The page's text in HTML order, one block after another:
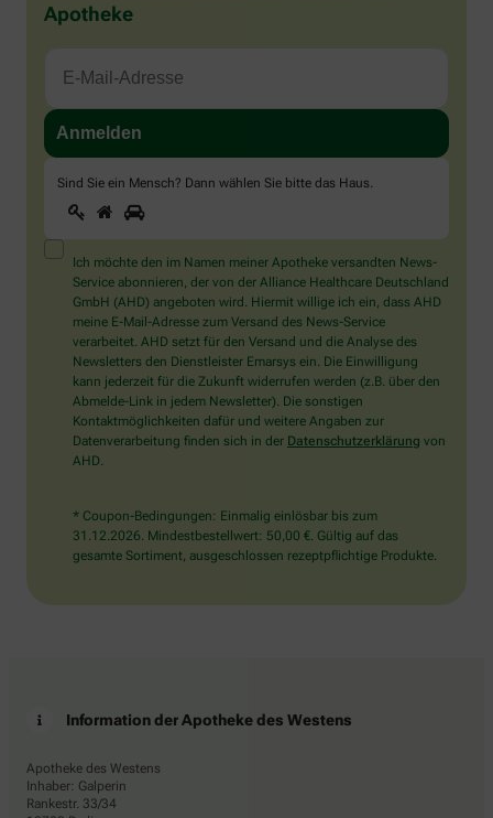
Apotheke
Sind Sie ein Mensch? Dann wählen Sie bitte das Haus
Sind
Sie
ein
Mensch?
Dann
wählen
Sie
bitte
das
Haus.
1 2
Ich möchte den im Namen meiner Apotheke versandten News-
Service abonnieren, der von der Alliance Healthcare Deutschland
GmbH (AHD) angeboten wird. Hiermit willige ich ein, dass AHD
meine E-Mail-Adresse zum Versand des News-Service
verarbeitet. AHD setzt für den Versand und die Analyse des
Newsletters den Dienstleister Emarsys ein. Die Einwilligung
kann jederzeit für die Zukunft widerrufen werden (z.B. über den
Abmelde-Link in jedem Newsletter). Die sonstigen
Kontaktmöglichkeiten dafür und weitere Angaben zur
Datenverarbeitung finden sich in der Datenschutzerklärung von
AHD.
* Coupon-Bedingungen: Einmalig einlösbar bis zum
31.12.2026. Mindestbestellwert: 50,00 €. Gültig auf das
gesamte Sortiment, ausgeschlossen rezeptpflichtige Produkte.
Information der Apotheke des Westens
Apotheke des Westens
Inhaber: Galperin
Rankestr. 33/34